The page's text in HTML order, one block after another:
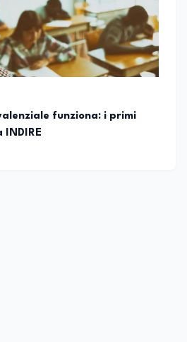
funziona: i primi